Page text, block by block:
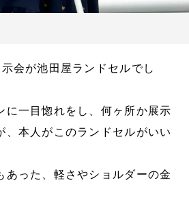
会が池田屋ランドセルでし
に一目惚れをし、何ヶ所か展示
、本人がこのランドセルがいい
あった、軽さやショルダーの金